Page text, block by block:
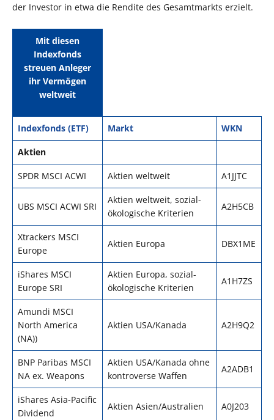
der Investor in etwa die Rendite des Gesamtmarkts erzielt.
Mit diesen
Indexfonds
streuen Anleger
ihr Vermögen
weltweit
Indexfonds (ETF) Markt WKN
Aktien
SPDR MSCI ACWI Aktien weltweit A1JJTC
UBS MSCI ACWI SRI
Aktien weltweit, sozial-
ökologische Kriterien
A2H5CB
Xtrackers MSCI
Europe
Aktien Europa DBX1ME
iShares MSCI
Europe SRI
Aktien Europa, sozial-
ökologische Kriterien
A1H7ZS
Amundi MSCI
North America
(NA))
Aktien USA/Kanada A2H9Q2
BNP Paribas MSCI
NA ex. Weapons
Aktien USA/Kanada ohne
kontroverse Waffen
A2ADB1
iShares Asia-Pacific
Dividend
Aktien Asien/Australien A0J203